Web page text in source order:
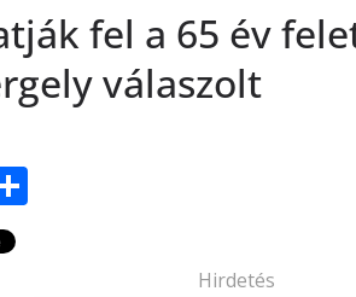
fel a 65 év
válaszolt
Hirdetés